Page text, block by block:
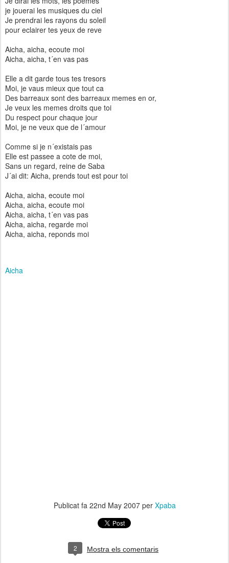
je jouerai les musiques du ciel
Je prendrai les rayons du soleil
pour eclairer tes yeux de reve
Aicha, aicha, ecoute moi
Aicha, aicha, t´en vas pas
Elle a dit garde tous tes tresors
Moi, je vaus mieux que tout ca
Des barreaux sont des barreaux memes en or,
Je veux les memes droits que toi
Du respect pour chaque jour
Moi, je ne veux que de l´amour
Comme si je n´existais pas
Elle est passee a cote de moi,
Sans un regard, reine de Saba
J´ai dit: Aicha, prends tout est pour toi
Aicha, aicha, ecoute moi
Aicha, aicha, ecoute moi
Aicha, aicha, t´en vas pas
Aicha, aicha, regarde moi
Aicha, aicha, reponds moi
Aicha
Publicat fa 22nd May 2007per Xpaba
2 Mostra els comentaris